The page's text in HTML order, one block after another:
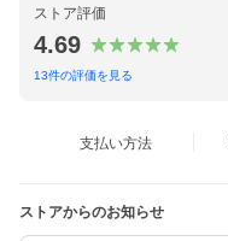
グの知的な融合、さらに
近年のディースクエアー
あるセクシーで挑発的な
ストア評価
4.69
13件の評価を見る
支払い方法
ストアからのお知らせ